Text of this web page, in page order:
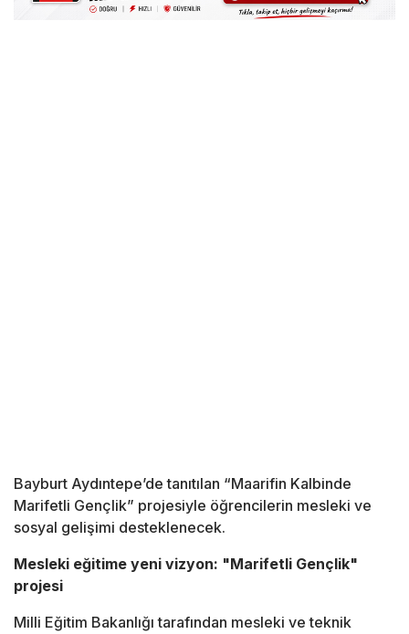
Bayburt Aydıntepe’de tanıtılan “Maarifin Kalbinde
Marifetli Gençlik” projesiyle öğrencilerin mesleki ve
sosyal gelişimi desteklenecek.
Mesleki eğitime yeni vizyon: "Marifetli Gençlik"
projesi
Milli Eğitim Bakanlığı tarafından mesleki ve teknik